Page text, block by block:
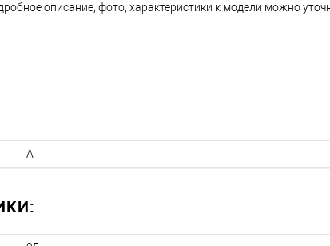
описание, фото, характеристики к модели можно
A